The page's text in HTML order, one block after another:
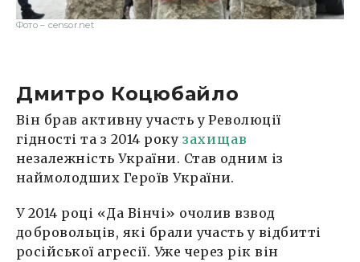
Фото – censor.net
Дмитро Коцюбайло
Він брав активну участь у Революції
гідності та з 2014 року захищав
незалежність України. Став одним із
наймолодших Героїв України.
У 2014 році «Да Вінчі» очолив взвод
добровольців, які брали участь у відбитті
російської агресії. Уже через рік він